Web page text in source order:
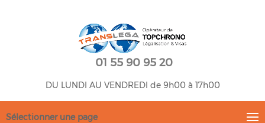
01 55 90 95 20
DU LUNDI AU VENDREDI de 9h00 à 17h00
Sélectionner une page